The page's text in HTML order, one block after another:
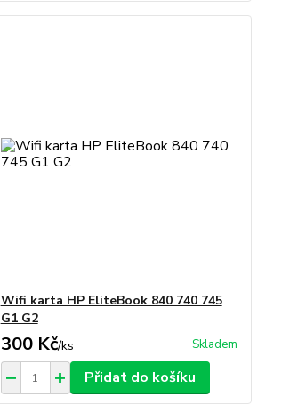
Wifi karta HP EliteBook 840 740 745
G1 G2
300 Kč/ks Skladem
Přidat do košíku